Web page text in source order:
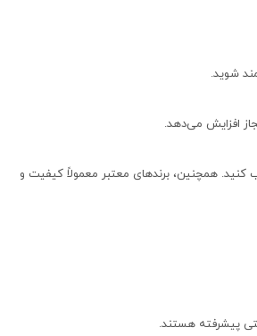
شوید.
کنید. همچنین، برندهای معتبر معمولاً کیفیت و